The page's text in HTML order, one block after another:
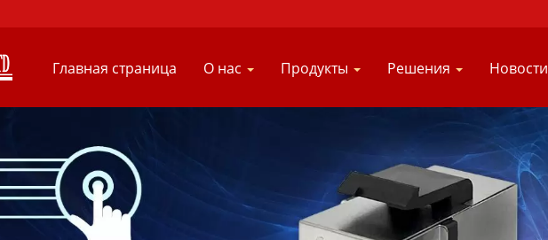
Главная страница О нас Продукты Решения Новости